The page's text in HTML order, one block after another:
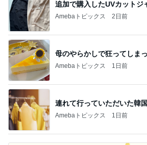
追加で購入したUVカットジ
Amebaトピックス 2日前
母のやらかしで狂ってしま
Amebaトピックス 1日前
連れて行っていただいた韓
Amebaトピックス 1日前